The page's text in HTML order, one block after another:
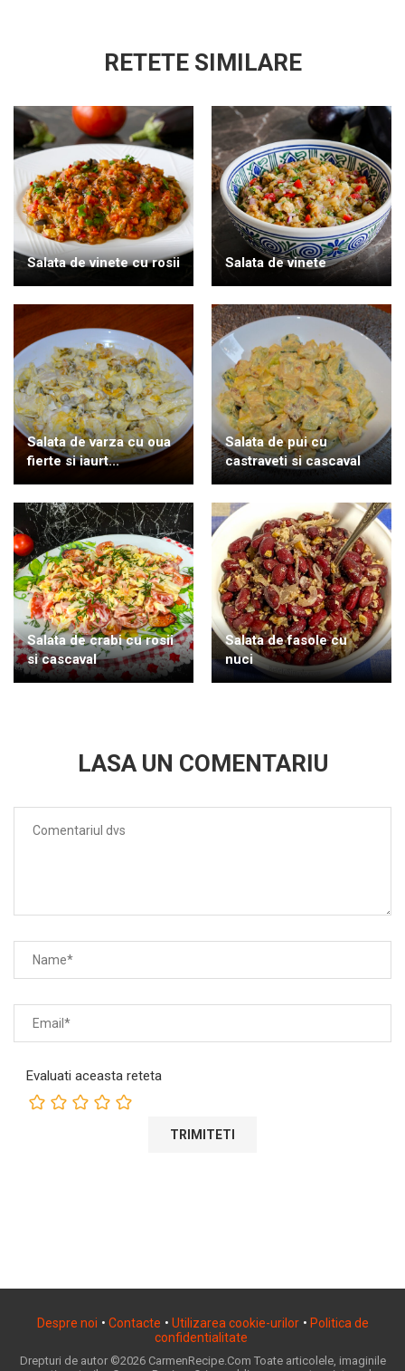
RETETE SIMILARE
Salata de vinete cu rosii Salata de vinete
Salata de varza cu oua
fierte si iaurt...
Salata de pui cu
castraveti si cascaval
Salata de crabi cu rosii
si cascaval
Salata de fasole cu
nuci
LASA UN COMENTARIU
Evaluati aceasta reteta
Despre noi • Contacte • Utilizarea cookie-urilor • Politica de
confidentialitate
Drepturi de autor ©2026 CarmenRecipe.Com Toate articolele, imaginile